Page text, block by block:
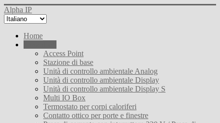
Alpha IP
Home
Access Point
Stazione di base
Unità di controllo ambientale Analog
Unità di controllo ambientale Display
Unità di controllo ambientale Display S
Multi IO Box
Termostato per corpi caloriferi
Contatto ottico per porte e finestre